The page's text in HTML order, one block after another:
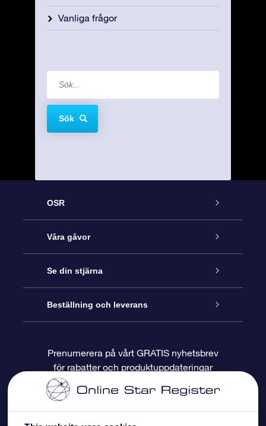
Vanliga frågor
Sök
OSR
Kundtjänst
Kontakta oss
Blogg
Recensioner
Våra gåvor
Online-Stjärngåva
OSR Gåvopaket
OSR Presentkort
Företagspresenter
Se din stjärna
Stjärnregiste
Personlig Stjärnsida
One Million Stars
Beställning och leverans
Betalningsinformation
Leveransinformation
Prenumerera på vårt GRATIS nyhetsbrev
för rabatter och produktuppdateringar